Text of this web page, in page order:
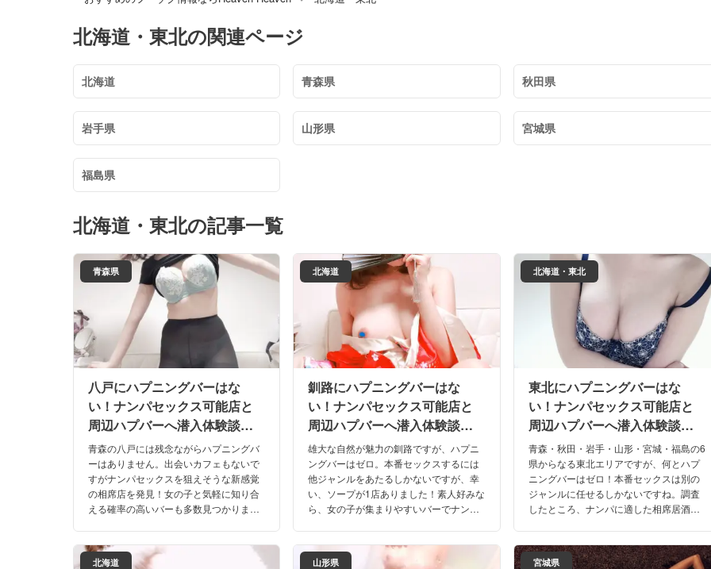
北海道・東北の関連ページ
北海道 青森県 秋田県
岩手県 山形県 宮城県
福島県
北海道・東北の記事一覧
青森県
八戸にハプニングバーはな
い！ナンパセックス可能店と
周辺ハプバーへ潜入体験談！
【2026年】
青森の八戸には残念ながらハプニングバ
ーはありません。出会いカフェもないで
すがナンパセックスを狙えそうな新感覚
の相席店を発見！女の子と気軽に知り合
える確率の高いバーも多数見つかりまし
します！
北海道
釧路にハプニングバーはな
い！ナンパセックス可能店と
周辺ハプバーへ潜入体験談！
【2026年】
雄大な自然が魅力の釧路ですが、ハプニ
ングバーはゼロ。本番セックスするには
他ジャンルをあたるしかないですが、幸
い、ソープが1店ありました！素人好みな
ら、女の子が集まりやすいバーでナンパ
した！
北海道・東北
東北にハプニングバーはな
い！ナンパセックス可能店と
周辺ハプバーへ潜入体験談！
【2026年】
青森・秋田・岩手・山形・宮城・福島の6
県からなる東北エリアですが、何とハプ
ニングバーはゼロ！本番セックスは別の
ジャンルに任せるしかないですね。調査
したところ、ナンパに適した相席居酒
公開！
北海道 山形県 宮城県